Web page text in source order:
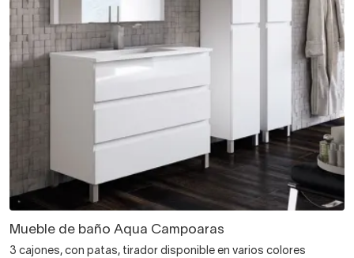
Mueble de baño Aqua Campoaras
3 cajones, con patas, tirador disponible en varios colores